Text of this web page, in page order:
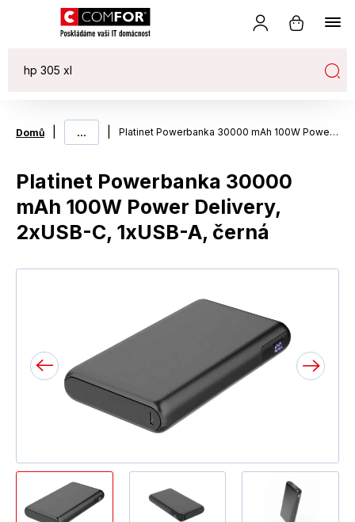
Domů ... Platinet Powerbanka 30000 mAh 100W Power Delivery, 2xUSB-C, 1xUSB-A, černá
Platinet Powerbanka 30000
mAh 100W Power Delivery,
2xUSB-C, 1xUSB-A, černá